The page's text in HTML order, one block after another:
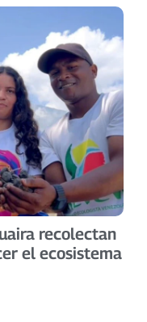
recolectan
el ecosistema